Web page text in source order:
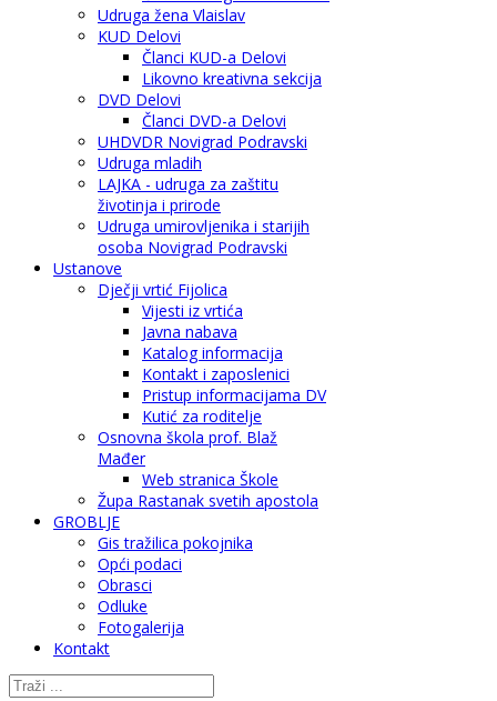
Udruga žena Vlaislav
KUD Delovi
Članci KUD-a Delovi
Likovno kreativna sekcija
DVD Delovi
Članci DVD-a Delovi
UHDVDR Novigrad Podravski
Udruga mladih
LAJKA - udruga za zaštitu
životinja i prirode
Udruga umirovljenika i starijih
osoba Novigrad Podravski
Ustanove
Dječji vrtić Fijolica
Vijesti iz vrtića
Javna nabava
Katalog informacija
Kontakt i zaposlenici
Pristup informacijama DV
Kutić za roditelje
Osnovna škola prof. Blaž
Mađer
Web stranica Škole
Župa Rastanak svetih apostola
GROBLJE
Gis tražilica pokojnika
Opći podaci
Obrasci
Odluke
Fotogalerija
Kontakt